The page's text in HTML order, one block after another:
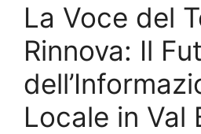
La Voce del
Rinnova: Il
Locale in Val